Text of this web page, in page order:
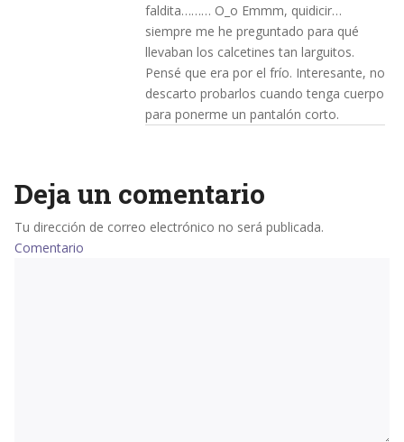
faldita……… O_o Emmm, quidicir…
siempre me he preguntado para qué
llevaban los calcetines tan larguitos.
Pensé que era por el frío. Interesante, no
descarto probarlos cuando tenga cuerpo
para ponerme un pantalón corto.
Deja un comentario
Tu dirección de correo electrónico no será publicada.
Comentario